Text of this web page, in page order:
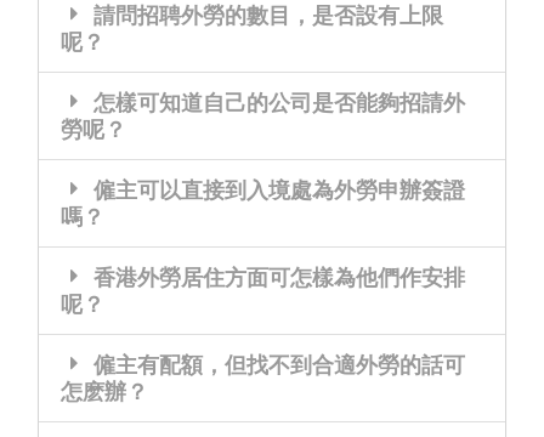
請問招聘外勞的數目，是否設有上限
呢？
怎樣可知道自己的公司是否能夠招請外
勞呢？
僱主可以直接到入境處為外勞申辦簽證
嗎？
香港外勞居住方面可怎樣為他們作安排
呢？
僱主有配額，但找不到合適外勞的話可
怎麽辦？